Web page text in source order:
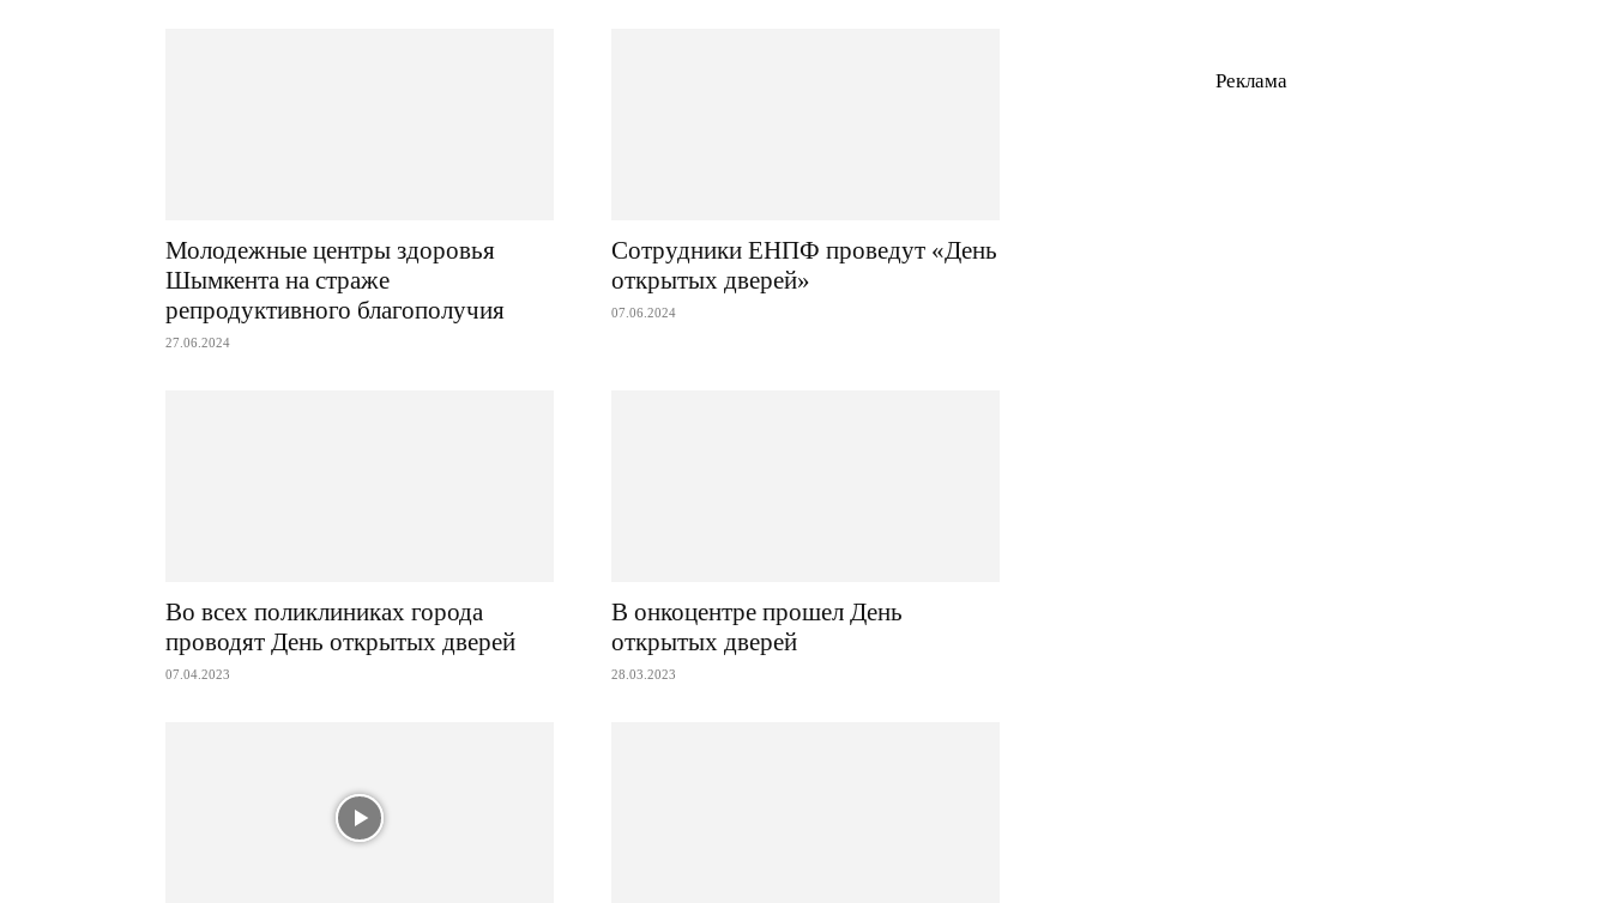
Молодежные центры здоровья
Шымкента на страже
репродуктивного благополучия
27.06.2024
Сотрудники ЕНПФ проведут «День
открытых дверей»
07.06.2024
Во всех поликлиниках города
проводят День открытых дверей
07.04.2023
В онкоцентре прошел День
открытых дверей
28.03.2023
Реклама